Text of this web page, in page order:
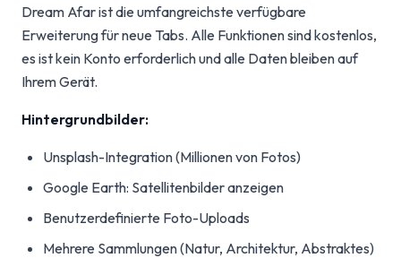
Dream Afar ist die umfangreichste verfügbare
Erweiterung für neue Tabs. Alle Funktionen sind kostenlos,
es ist kein Konto erforderlich und alle Daten bleiben auf
Ihrem Gerät.
Hintergrundbilder:
Unsplash-Integration (Millionen von Fotos)
Google Earth: Satellitenbilder anzeigen
Benutzerdefinierte Foto-Uploads
Mehrere Sammlungen (Natur, Architektur, Abstraktes)